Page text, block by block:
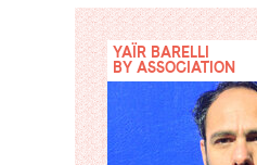
YAÏR BARELLI
BY ASSOCIATION